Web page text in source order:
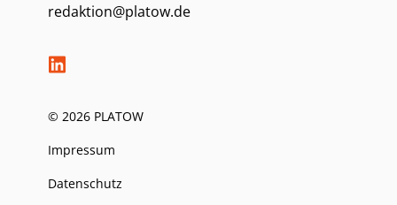
redaktion@platow.de
© 2026 PLATOW
Impressum
Datenschutz